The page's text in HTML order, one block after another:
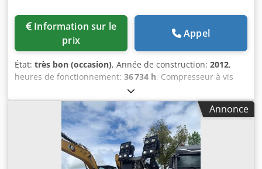
prix
Appel
État: très bon (occasion), Année de construction: 2012,
heures de fonctionnement: 36 734 h, Compresseur à vis
Atlas Copco GA55FF Séchage intégré 55 kW Djdpfezphrwex
Ahhokr 9,80 bars 8,87 m³/min Année de fabrication : 2012
Nombre d'heures de fonctionnement : 36 734
Annonce